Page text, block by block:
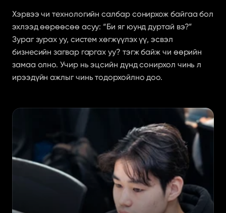
Хэрвээ чи технологийн салбар сонирхож байгаа бол
эхлээд өөрөөсөө асуу: “Би яг юунд дуртай вэ?”
Зураг зурах уу, систем хөгжүүлэх үү, эсвэл
бизнесийн загвар гаргах уу? тэгж байж чи өөрийн
замаа олно. Учир нь эцсийн дүнд сонирхол чинь л
ирээдүйн ажлыг чинь тодорхойлно доо.